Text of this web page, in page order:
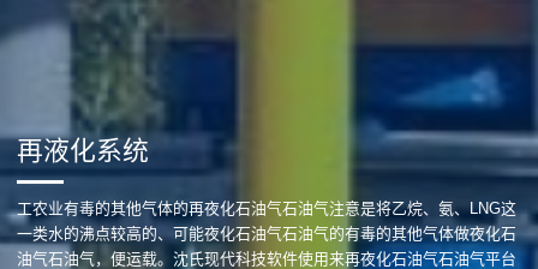
再液化系统
工农业有毒的其他气体的再夜化石油气石油气注意是将乙烷、氨、LNG这
一类水的沸点较高的、可能夜化石油气石油气的有毒的其他气体做夜化石
油气石油气，便运载。沈氏现代科技软件使用来再夜化石油气石油气平台